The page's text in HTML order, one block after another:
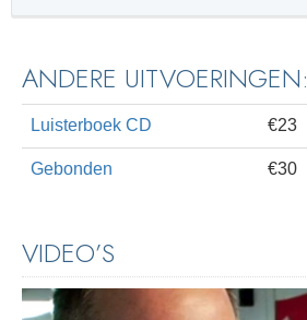
ANDERE UITVOERINGEN:
Luisterboek CD €23
Gebonden €30
VIDEO’S